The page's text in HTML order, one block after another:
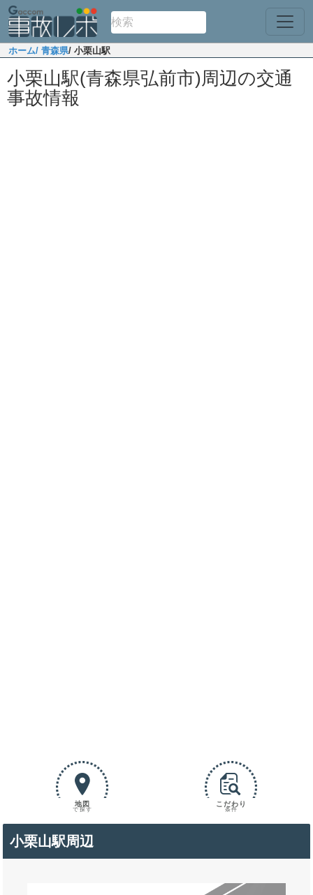
ホーム/ 青森県/ 小栗山駅
小栗山駅(青森県弘前市)周辺の交通
事故情報
地図
で探す
こだわり
条件
小栗山駅周辺